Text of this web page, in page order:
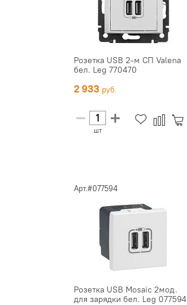
Розетка USB 2-м СП Valena
бел. Leg 770470
2 933
шт
Арт.#077594
Розетка USB Mosaic 2мод.
для зарядки бел. Leg 077594